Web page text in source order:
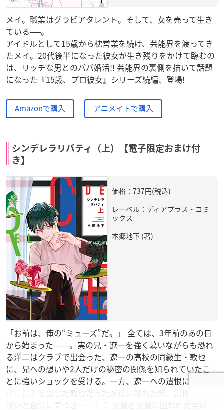
メイ。職業はグラビアタレント。そして、女を売って生き
ている──。
アイドルとして15歳から枕営業を続け、芸能界を渡ってき
たメイ。20代後半になった彼女が生き残りをかけて臨むの
は、リッチな男とのパパ婚活!! 芸能界の裏側を描いて話題
になった『15歳、プロ彼女』シリーズ続編、登場!
Amazonで購入 アニメイトで購入
シンデレラリバティ（上）【電子限定おまけ付
き】
価格：737円(税込)
レーベル：ディアプラス・コミ
ックス
本郷地下 (著)
「お前は、俺の“ミューズ”だ。」 全ては、3年前のあの日
から始まった――。実の兄・遼一を強く慕いながらも恐れ
る洋二はクラブで出会った、遼一の高校の同級生・敦也
に、兄への想いや2人だけの秘密の関係を知られていたこ
とに強いショックを受ける。一方、遼一への遺恨によって